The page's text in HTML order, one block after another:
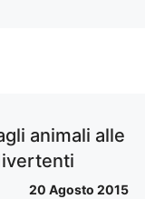
animali alle
20 Agosto 2015